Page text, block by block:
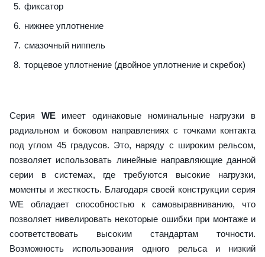
фиксатор
нижнее уплотнение
смазочный ниппель
торцевое уплотнение (двойное уплотнение и скребок)
Серия WEимеет одинаковые номинальные нагрузки в
радиальном и боковом направлениях с точками контакта
под углом 45 градусов. Это, наряду с широким рельсом,
позволяет использовать линейные направляющие данной
серии в системах, где требуются высокие нагрузки,
моменты и жесткость. Благодаря своей конструкции серия
WE обладает способностью к самовыравниванию, что
позволяет нивелировать некоторые ошибки при монтаже и
соответствовать высоким стандартам точности.
Возможность использования одного рельса и низкий